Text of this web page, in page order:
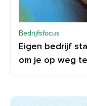
Bedrijfsfocus
Eigen bedrijf
om je op weg